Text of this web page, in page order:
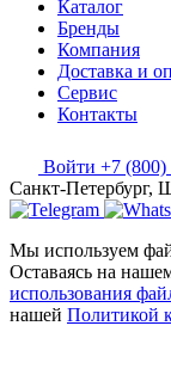
Каталог
Бренды
Компания
Доставка и
Сервис
Контакты
Войти +7 (800)
Санкт-Петербург,
Мы используем
Оставаясь на
использования
нашей Политикой